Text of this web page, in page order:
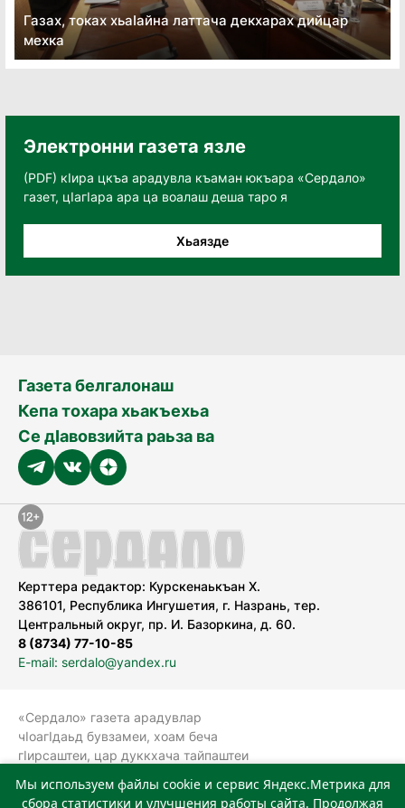
Газах, токах хьаӏайна латтача декхарах дийцар
мехка
Электронни газета язле
(PDF) кӀира цкъа арадувла къаман юкъара «Сердало»
газет, цӀагӀара ара ца воалаш деша таро я
Хьаязде
Газета белгалонаш
Кепа тохара хьакъехьа
Се дӀавовзийта раьза ва
Керттера редактор: Курскенаькъан Х.
386101, Республика Ингушетия, г. Назрань, тер.
Центральный округ, пр. И. Базоркина, д. 60.
8 (8734) 77-10-85
E-mail: serdalo@yandex.ru
«Сердало» газета арадувлар
чIоагIдаьд бувзамеи, хоам беча
гIирсаштеи, цар дуккхача тайпаштеи
болхлоша (Роскомнадзор).
Мы используем файлы cookie и сервис Яндекс.Метрика для
сбора статистики и улучшения работы сайта. Продолжая